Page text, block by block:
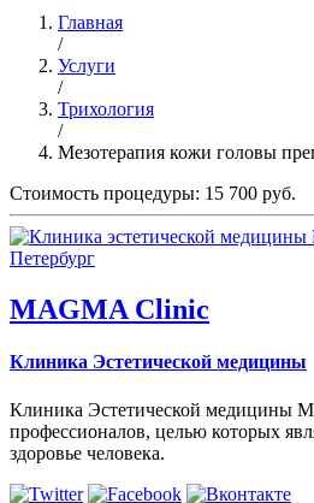
Главная
/
Услуги
/
Трихология
/
Мезотерапия кожи головы
Стоимость процедуры: 15 700 руб.
MAGMA Clinic
Клиника Эстетической медицины
Клиника Эстетической медицины
профессионалов, целью которых
здоровье человека.